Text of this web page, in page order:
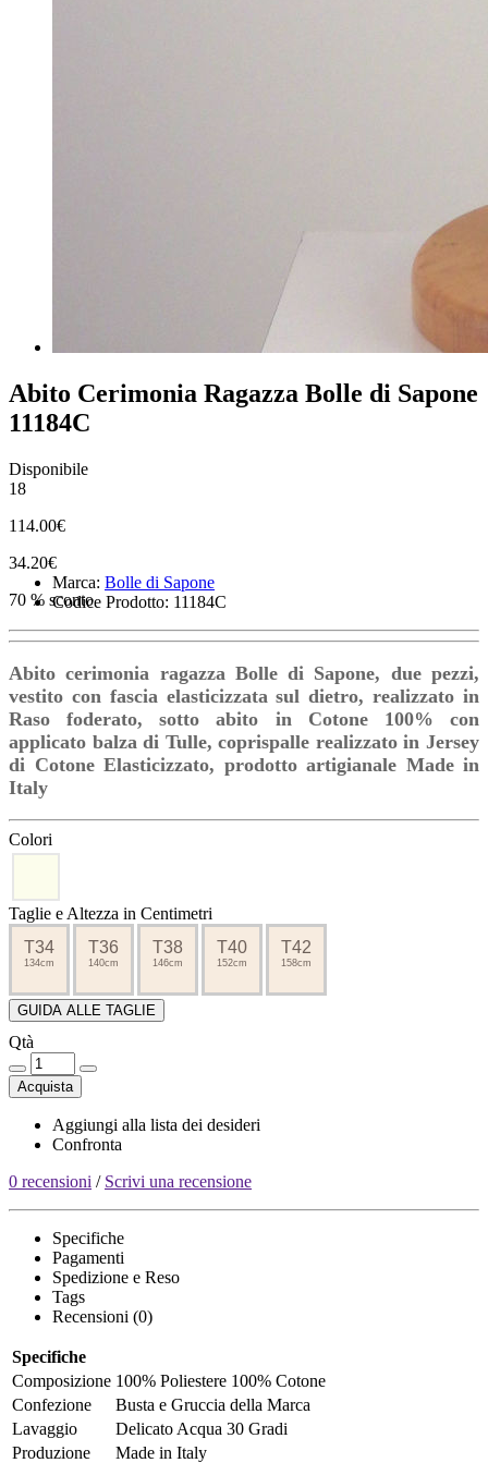
Abito Cerimonia Ragazza Bolle di Sapone
11184C
Disponibile
18
114.00€
34.20€
70 % sconto
Marca: Bolle di Sapone
Codice Prodotto: 11184C
Abito cerimonia ragazza Bolle di Sapone, due pezzi,
vestito con fascia elasticizzata sul dietro, realizzato in
Raso foderato, sotto abito in Cotone 100% con
applicato balza di Tulle, coprispalle realizzato in Jersey
di Cotone Elasticizzato, prodotto artigianale Made in
Italy
Colori
Taglie e Altezza in Centimetri
T34
134cm
T36
140cm
T38
146cm
T40
152cm
T42
158cm
GUIDA ALLE TAGLIE
Qtà
Acquista
Aggiungi alla lista dei desideri
Confronta
0 recensioni / Scrivi una recensione
Specifiche
Pagamenti
Spedizione e Reso
Tags
Recensioni (0)
Specifiche
Composizione 100% Poliestere 100% Cotone
Confezione
Busta e Gruccia della Marca
Lavaggio
Delicato Acqua 30 Gradi
Produzione
Made in Italy